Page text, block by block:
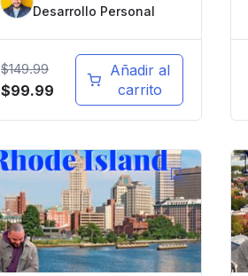
Desarrollo Personal
$149.99
$99.99
Añadir al
carrito